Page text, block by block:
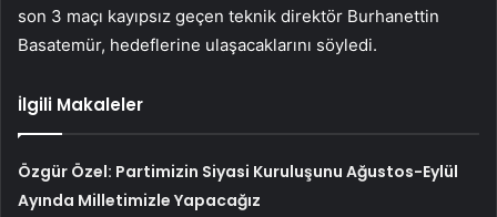
son 3 maçı kayıpsız geçen teknik direktör Burhanettin
Basatemür, hedeflerine ulaşacaklarını söyledi.
İlgili Makaleler
Özgür Özel: Partimizin Siyasi Kuruluşunu Ağustos-Eylül
Ayında Milletimizle Yapacağız